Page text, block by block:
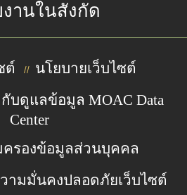
านในสังกัด
ต์ // นโยบายเว็บไซต์
บดูแลข้อมูล MOAC Data
Center
รองข้อมูลส่วนบุคคล
ามมั่นคงปลอดภัยเว็บไซต์